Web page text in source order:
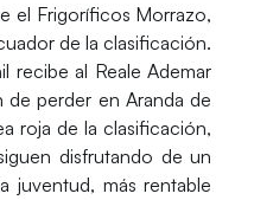
el Frigoríficos Morrazo,
de la clasificación.
recibe al Reale Ademar
de perder en Aranda de
roja de la clasificación,
disfrutando de un
juventud, más rentable